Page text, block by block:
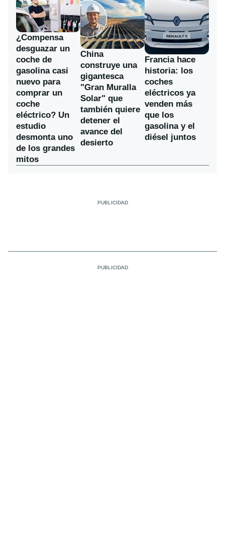
¿Compensa
desguazar un
coche de
gasolina casi
nuevo para
comprar un
coche
eléctrico? Un
estudio
desmonta uno
de los grandes
mitos
China
construye una
gigantesca
"Gran Muralla
Solar" que
también quiere
detener el
avance del
desierto
Francia hace
historia: los
coches
eléctricos ya
venden más
que los
gasolina y el
diésel juntos